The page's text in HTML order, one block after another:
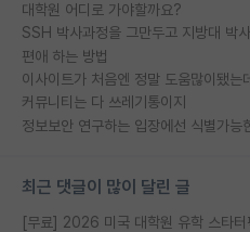
대학원 어디로 가야할까요?
편애 하는 방법
이사이트가 처음엔 정말 도움많이됐는데
커뮤니티는 다 쓰레기통이지
최근 댓글이 많이 달린 글